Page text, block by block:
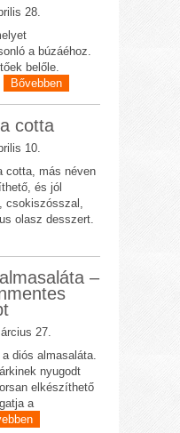
28.
a búzáéhoz.
belőle.
Bővebben
cotta
10.
cotta, más néven
és jól
csokiszósszal,
olasz desszert.
–
27.
diós almasaláta.
nyugodt
elkészíthető
a